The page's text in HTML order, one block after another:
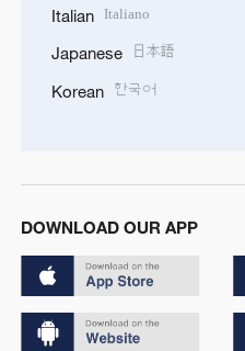
Italian Italiano
Japanese 日本語
Korean 한국어
DOWNLOAD OUR APP